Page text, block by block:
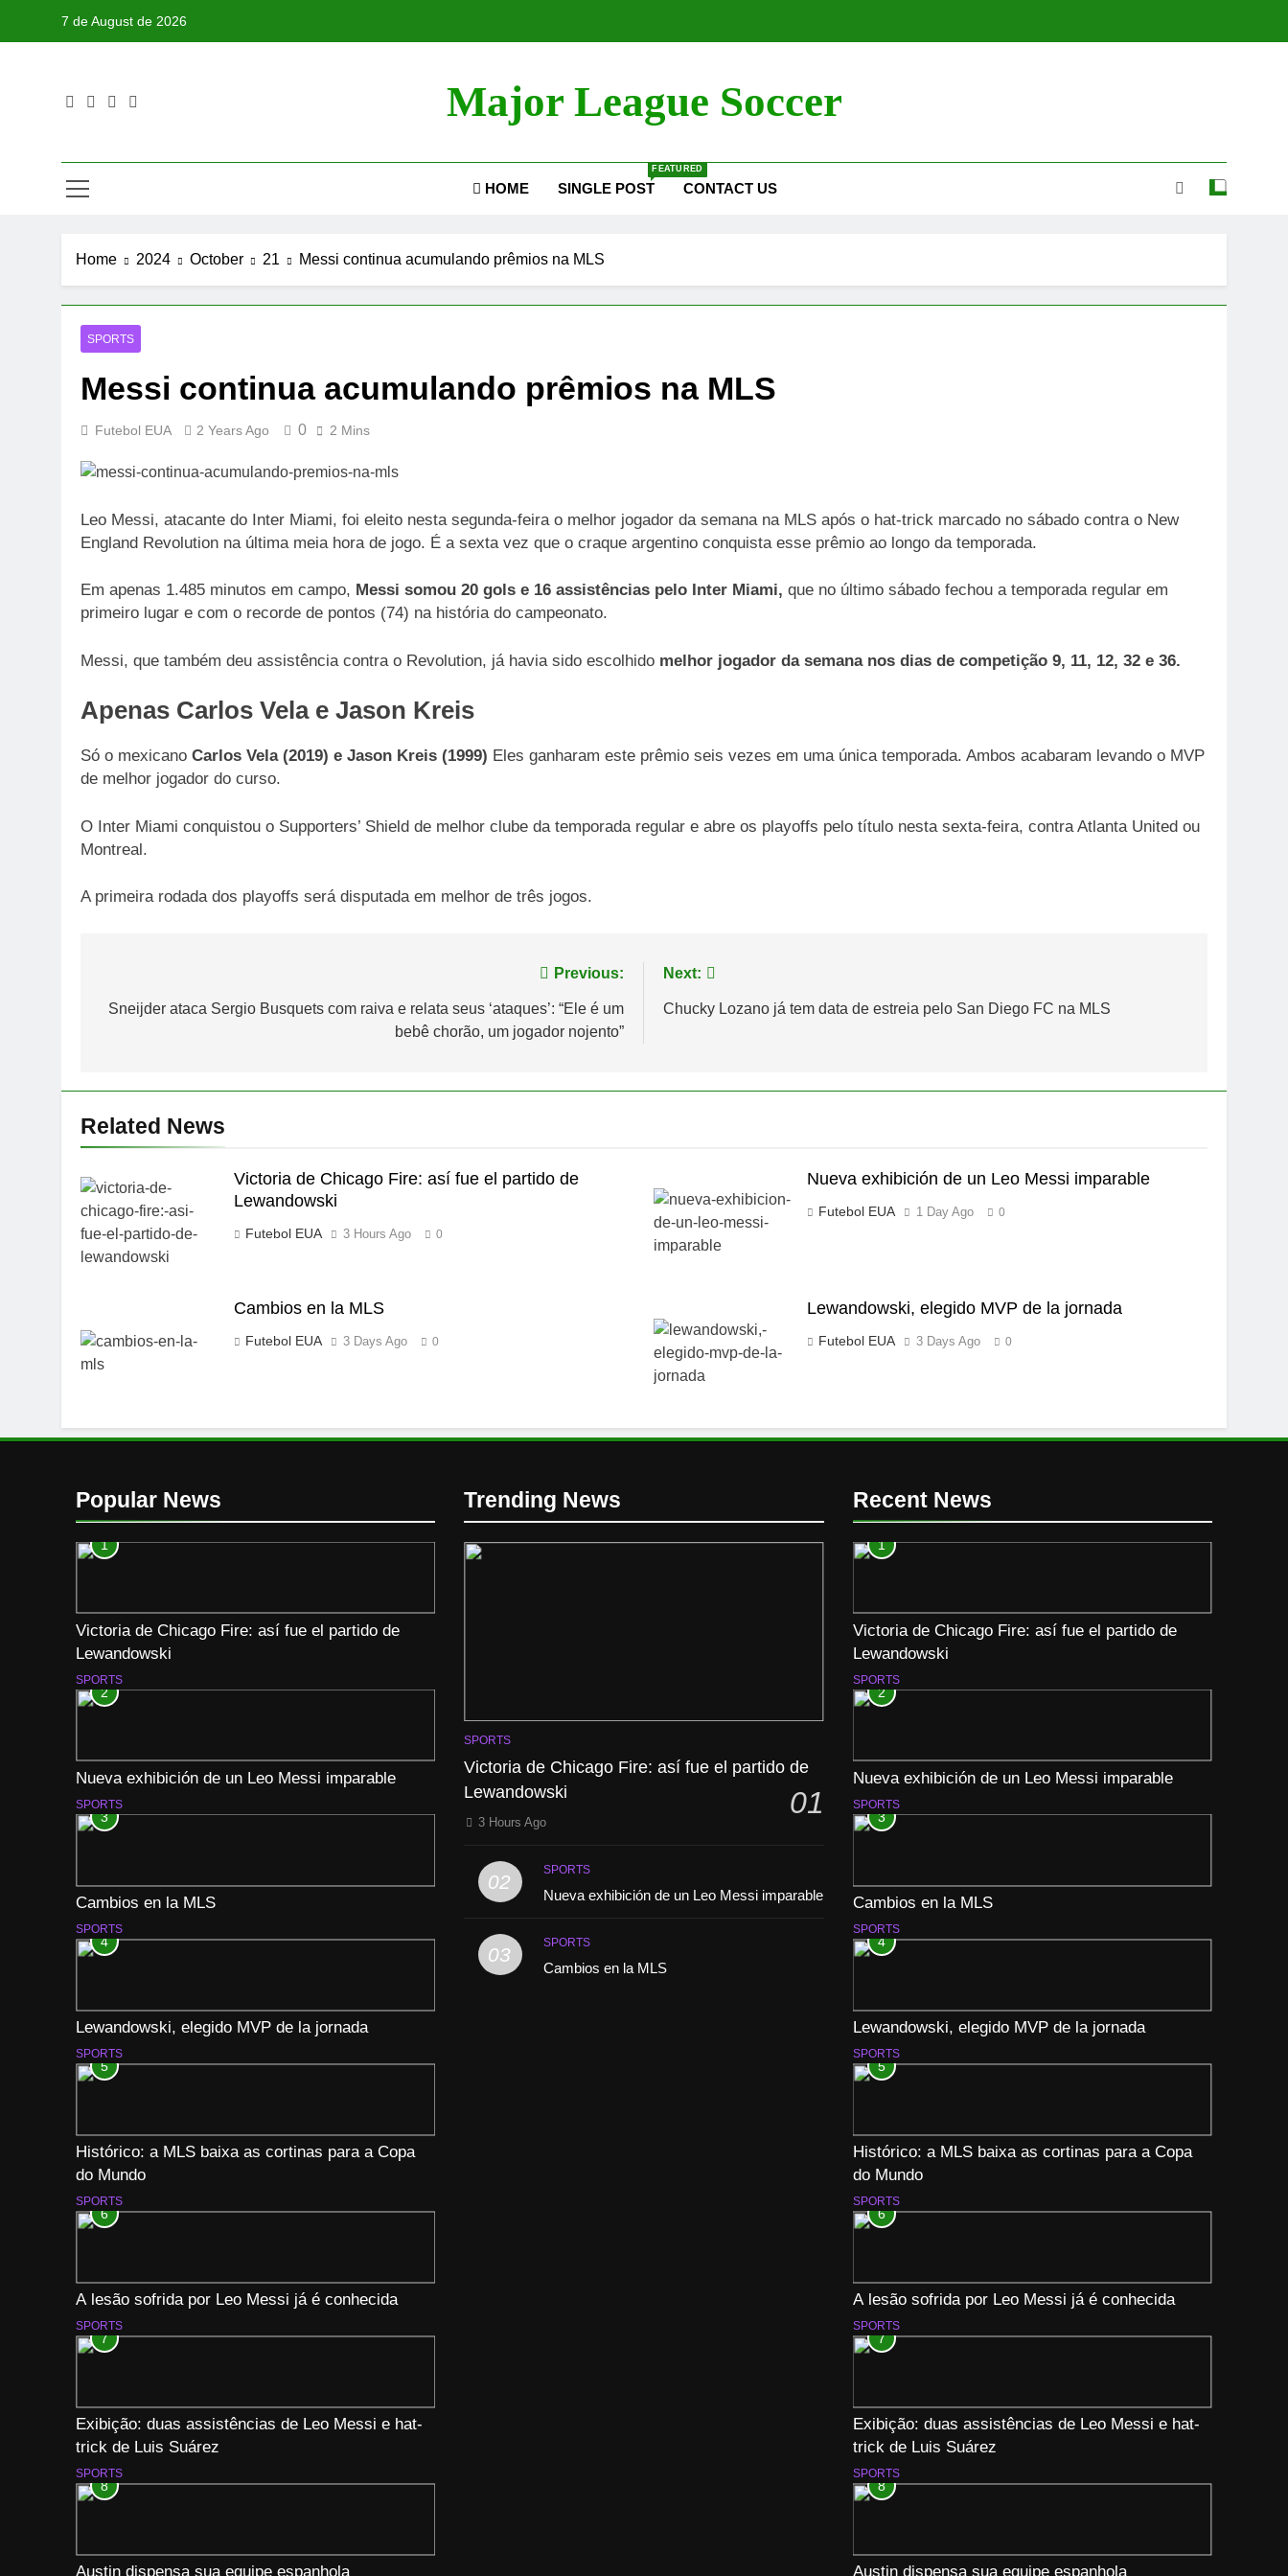
7 de August de 2026
Major League Soccer
HOME SINGLE POST
FEATURED
CONTACT US
Home 2024 October 21 Messi continua acumulando prêmios na MLS
SPORTS
Messi continua acumulando prêmios na MLS
Futebol EUA 2 Years Ago 0 2 Mins
Leo Messi, atacante do Inter Miami, foi eleito nesta segunda-feira o melhor jogador da semana na MLS após o hat-trick marcado no sábado contra o New
England Revolution na última meia hora de jogo. É a sexta vez que o craque argentino conquista esse prêmio ao longo da temporada.
Em apenas 1.485 minutos em campo, Messi somou 20 gols e 16 assistências pelo Inter Miami, que no último sábado fechou a temporada regular em
primeiro lugar e com o recorde de pontos (74) na história do campeonato.
Messi, que também deu assistência contra o Revolution, já havia sido escolhido melhor jogador da semana nos dias de competição 9, 11, 12, 32 e 36.
Apenas Carlos Vela e Jason Kreis
Só o mexicano Carlos Vela (2019) e Jason Kreis (1999) Eles ganharam este prêmio seis vezes em uma única temporada. Ambos acabaram levando o MVP
de melhor jogador do curso.
O Inter Miami conquistou o Supporters’ Shield de melhor clube da temporada regular e abre os playoffs pelo título nesta sexta-feira, contra Atlanta United ou
Montreal.
A primeira rodada dos playoffs será disputada em melhor de três jogos.
navigation
Previous:
Sneijder ataca Sergio Busquets com raiva e relata seus ‘ataques’: “Ele é um
bebê chorão, um jogador nojento”
Next:
Chucky Lozano já tem data de estreia pelo San Diego FC na MLS
Related News
Victoria de Chicago Fire: así fue el partido de
Lewandowski
Futebol EUA 3 Hours Ago 0
Nueva exhibición de un Leo Messi imparable
Futebol EUA 1 Day Ago 0
Cambios en la MLS
Futebol EUA 3 Days Ago 0
Lewandowski, elegido MVP de la jornada
Futebol EUA 3 Days Ago 0
Popular News
1
Victoria de Chicago Fire: así fue el partido de
Lewandowski
SPORTS
2
Nueva exhibición de un Leo Messi imparable
SPORTS
3
Cambios en la MLS
SPORTS
4
Lewandowski, elegido MVP de la jornada
SPORTS
5
Histórico: a MLS baixa as cortinas para a Copa
do Mundo
SPORTS
6
A lesão sofrida por Leo Messi já é conhecida
SPORTS
7
Exibição: duas assistências de Leo Messi e hat-
trick de Luis Suárez
SPORTS
8
Austin dispensa sua equipe espanhola
Trending News
SPORTS
Victoria de Chicago Fire: así fue el partido de
Lewandowski
01
3 Hours Ago
02
SPORTS
Nueva exhibición de un Leo Messi imparable
03
SPORTS
Cambios en la MLS
Recent News
1
Victoria de Chicago Fire: así fue el partido de
Lewandowski
SPORTS
2
Nueva exhibición de un Leo Messi imparable
SPORTS
3
Cambios en la MLS
SPORTS
4
Lewandowski, elegido MVP de la jornada
SPORTS
5
Histórico: a MLS baixa as cortinas para a Copa
do Mundo
SPORTS
6
A lesão sofrida por Leo Messi já é conhecida
SPORTS
7
Exibição: duas assistências de Leo Messi e hat-
trick de Luis Suárez
SPORTS
8
Austin dispensa sua equipe espanhola